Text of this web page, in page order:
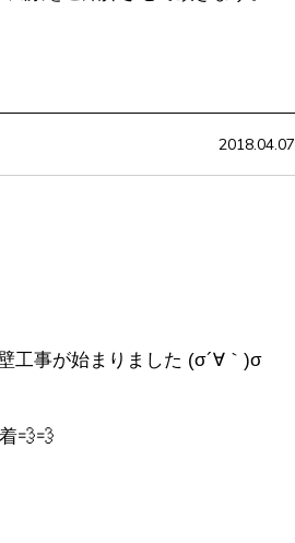
工事が始まりました (σ´∀｀)σ
💨💨